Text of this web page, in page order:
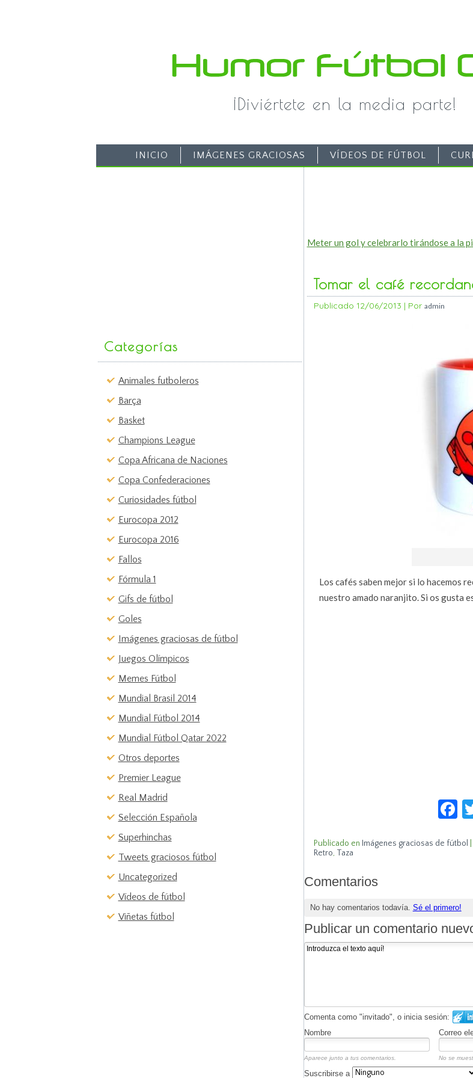
¡Diviértete en la media parte!
INICIO IMÁGENES GRACIOSAS VÍDEOS DE FÚTBOL
Categorías
Animales futboleros
Barça
Basket
Champions League
Copa Africana de Naciones
Copa Confederaciones
Curiosidades fútbol
Eurocopa 2012
Eurocopa 2016
Fallos
Fórmula 1
Gifs de fútbol
Goles
Imágenes graciosas de fútbol
Juegos Olímpicos
Memes Fútbol
Mundial Brasil 2014
Mundial Fútbol 2014
Mundial Fútbol Qatar 2022
Otros deportes
Premier League
Real Madrid
Selección Española
Superhinchas
Tweets graciosos fútbol
Uncategorized
Vídeos de fútbol
Viñetas fútbol
Meter un gol y celebrarlo tirándose a la
Tomar el café
Publicado 12/06/2013 | Por admin
Los cafés saben mejor si lo hacemos
nuestro amado naranjito. Si os gusta
Publicado en Imágenes graciosas de fútbol
Retro, Taza
Comentarios
No hay comentarios todavía. Sé el primero!
Publicar un comentario
Comenta como "invitado", o inicia sesión:
Nombre
Correo
Aparece junto a tus comentarios. No se
Suscribirse a